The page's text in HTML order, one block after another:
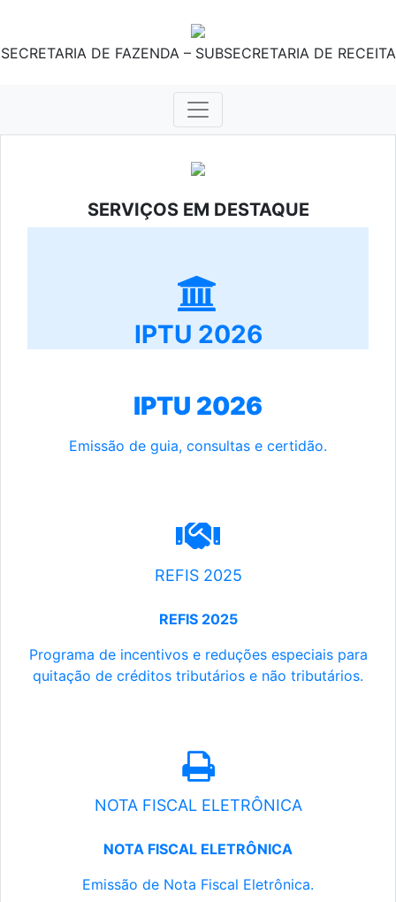
SECRETARIA DE FAZENDA – SUBSECRETARIA DE RECEITA
SERVIÇOS EM DESTAQUE
IPTU 2026
IPTU 2026
Emissão de guia, consultas e certidão.
REFIS 2025
REFIS 2025
Programa de incentivos e reduções especiais para
quitação de créditos tributários e não tributários.
NOTA FISCAL ELETRÔNICA
NOTA FISCAL ELETRÔNICA
Emissão de Nota Fiscal Eletrônica.